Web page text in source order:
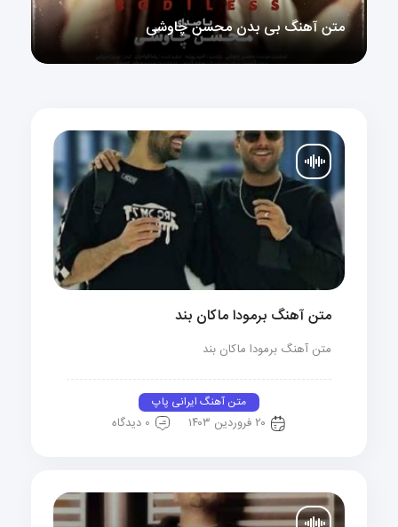
متن آهنگ بی بدن محسن چاوشی
متن آهنگ بی بدن محسن چاوشی
متن آهنگ برمودا ماکان بند
متن آهنگ برمودا ماکان بند
متن آهنگ ایرانی پاپ
۲۰ فروردین ۱۴۰۳ 0 دیدگاه